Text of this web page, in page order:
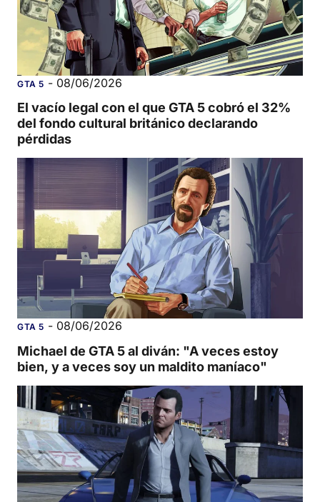
GTA 5 - 08/06/2026
El vacío legal con el que GTA 5 cobró el 32%
del fondo cultural británico declarando
pérdidas
GTA 5 - 08/06/2026
Michael de GTA 5 al diván: "A veces estoy
bien, y a veces soy un maldito maníaco"